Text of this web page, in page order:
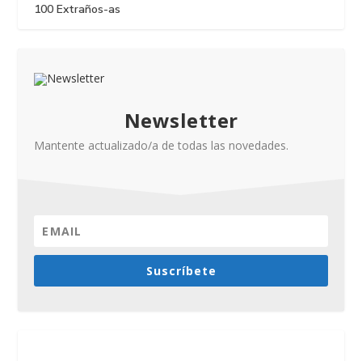
100 Extraños-as
Newsletter
Mantente actualizado/a de todas las novedades.
Suscríbete